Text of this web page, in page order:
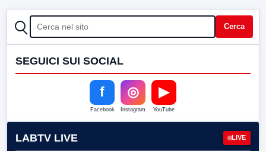
CERCA Cerca
SEGUICI SUI SOCIAL
f
Facebook
◎
Instagram
▶
YouTube
LABTV LIVE LIVE